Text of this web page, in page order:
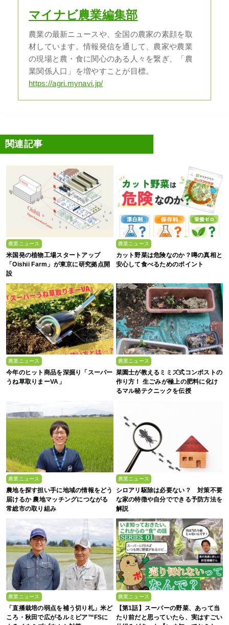
マイナビ農業編集部
農業の最新ニュースや、全国の農家の素顔を取
材しています。情報発信を通して、農家や農業
の現場と農・食に関心のある人々を繋ぎ、「農
業関係人口」を増やすことが目標。
https://agri.mynavi.jp/
関連記事
農業ニュース
米国発の植物工場スタートアップ
「Oishii Farm」が東京に研究拠点開
設
農業ニュース
カット野菜は危険なのか？噂の真相と
安心して食べるためのポイント
農業ニュース
今年のヒット商品を深掘り「スーパー
うね草取りまーVA」
農業ニュース
菜園士が教えるミミズ式コンポストの
作り方！ 生ごみが極上の肥料に化け
るマル秘テクニックを伝授
農業ニュース
農地を探す担い手に地域の情報をどう
届けるか 農地マッチングにつながる
常総市の取り組み
農業ニュース
シロアリ駆除は必要ない？ 対策不要
な家の特徴や自分でできる予防方法を
解説
農業ニュース
「直播栽培の弱点を補う切り札」米ど
ころ・秋田で広がるルミビア™FSに
農業ニュース
【第1話】スーパーの野菜、あって当
たり前だと思っていたら、実はすごい